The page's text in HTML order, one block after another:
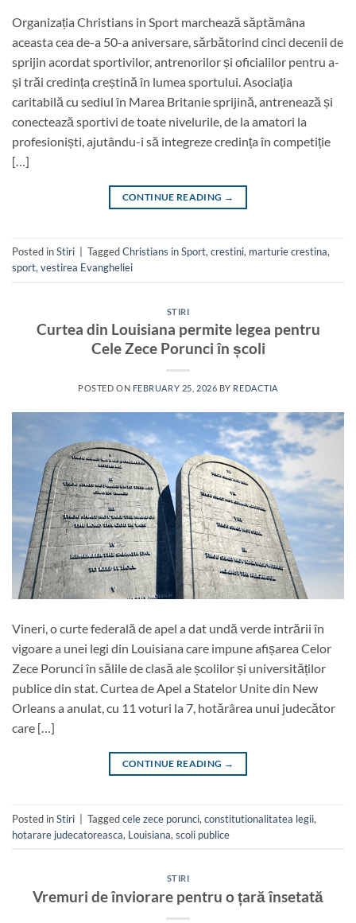
Organizația Christians in Sport marchează săptămâna
aceasta cea de-a 50-a aniversare, sărbătorind cinci decenii de
sprijin acordat sportivilor, antrenorilor și oficialilor pentru a-
și trăi credința creștină în lumea sportului. Asociația
caritabilă cu sediul în Marea Britanie sprijină, antrenează și
conectează sportivi de toate nivelurile, de la amatori la
profesioniști, ajutându-i să integreze credința în competiție
[…]
CONTINUE READING →
Posted inStiri TaggedChristians in Sport, crestini, marturie crestina,
sport, vestirea Evangheliei
STIRI
Curtea din Louisiana permite legea pentru
Cele Zece Porunci în școli
POSTED ON FEBRUARY 25, 2026 BY REDACTIA
Vineri, o curte federală de apel a dat undă verde intrării în
vigoare a unei legi din Louisiana care impune afișarea Celor
Zece Porunci în sălile de clasă ale școlilor și universităților
publice din stat. Curtea de Apel a Statelor Unite din New
Orleans a anulat, cu 11 voturi la 7, hotărârea unui judecător
care […]
CONTINUE READING →
Posted inStiri Taggedcele zece porunci, constitutionalitatea legii,
hotarare judecatoreasca, Louisiana, scoli publice
STIRI
Vremuri de înviorare pentru o țară însetată